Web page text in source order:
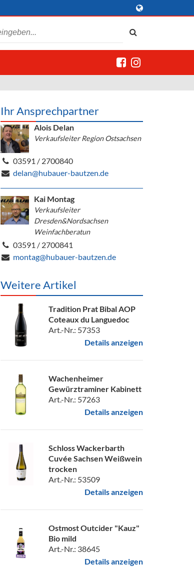
Ihr Ansprechpartner
Alois Delan
Verkaufsleiter Region Ostsachsen
03591 / 2700840
delan@hubauer-bautzen.de
Kai Montag
Verkaufsleiter
Dresden&Nordsachsen
Weinfachberatun
03591 / 2700841
montag@hubauer-bautzen.de
Weitere Artikel
Tradition Prat Bibal AOP
Coteaux du Languedoc
Art.-Nr.: 57353
Details anzeigen
Wachenheimer
Gewürztraminer Kabinett
Art.-Nr.: 57263
Details anzeigen
Schloss Wackerbarth
Cuvée Sachsen Weißwein
trocken
Art.-Nr.: 53509
Details anzeigen
Ostmost Outcider "Kauz"
Bio mild
Art.-Nr.: 38645
Details anzeigen